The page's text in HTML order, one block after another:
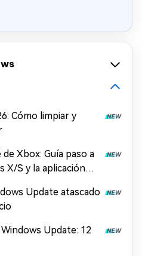
Cómo limpiar y
Xbox: Guía paso a
X/S y la aplicación
Update atascado
Update: 12